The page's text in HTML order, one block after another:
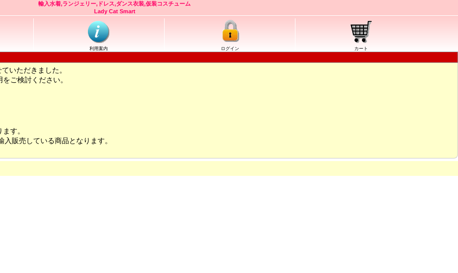
輸入水着,ランジェリー,ドレス,ダンス衣装,仮装コスチューム
Lady Cat Smart
利用案内 ログイン カート
いただきました。
をご検討ください。
す。
販売している商品となります。